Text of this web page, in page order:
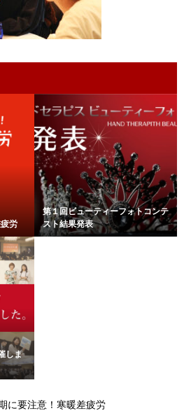
労
第１回ビューティーフォトコンテ
スト結果発表
しま
に要注意！寒暖差疲労